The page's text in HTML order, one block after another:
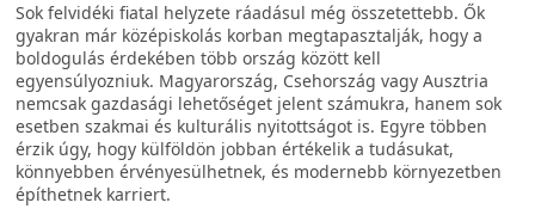
Sok felvidéki fiatal helyzete ráadásul még összetettebb. Ők
gyakran már középiskolás korban megtapasztalják, hogy a
boldogulás érdekében több ország között kell
egyensúlyozniuk. Magyarország, Csehország vagy Ausztria
nemcsak gazdasági lehetőséget jelent számukra, hanem sok
esetben szakmai és kulturális nyitottságot is. Egyre többen
érzik úgy, hogy külföldön jobban értékelik a tudásukat,
könnyebben érvényesülhetnek, és modernebb környezetben
építhetnek karriert.